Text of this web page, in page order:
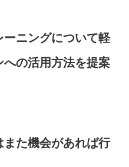
ニングについて軽
への活用方法を提案
た機会があれば行